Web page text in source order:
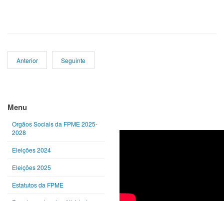
Anterior Seguinte
Menu
Orgãos Sociais da FPME 2025-
2028
Eleições 2024
Eleições 2025
Estatutos da FPME